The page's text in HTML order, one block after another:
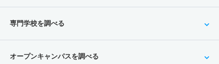
専門学校を調べる
オープンキャンパスを調べる